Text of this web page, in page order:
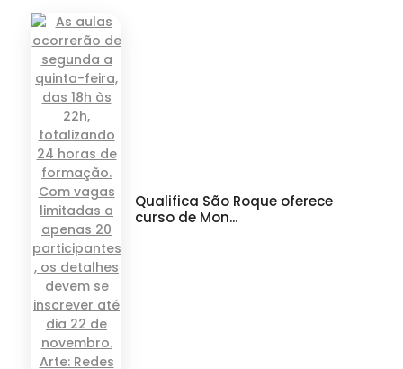
Qualifica São Roque oferece
curso de Mon...